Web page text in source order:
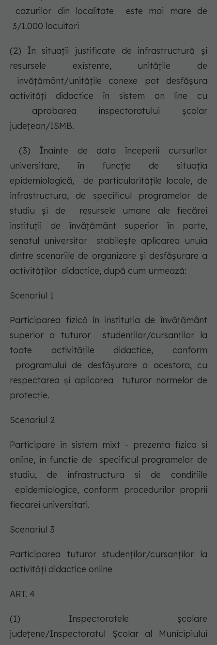
cazurilor din localitate este mai mare de
3/1.000 locuitori
(2) În situații justificate de infrastructură și
resursele existente, unitățile de
invățământ/unitățile conexe pot desfășura
activități didactice în sistem on line cu
aprobarea inspectoratului școlar
județean/ISMB.
(3) Înainte de data începerii cursurilor
universitare, în funcţie de situaţia
epidemiologică, de particularităţile locale, de
infrastructura, de specificul programelor de
studiu şi de resursele umane ale fiecărei
instituţii de învăţământ superior în parte,
senatul universitar stabileşte aplicarea unuia
dintre scenariile de organizare şi desfăşurare a
activităţilor didactice, după cum urmează:
Scenariul 1
Participarea fizică în instituţia de învăţământ
superior a tuturor studenţilor/cursanţilor la
toate activităţile didactice, conform
programului de desfăşurare a acestora, cu
respectarea şi aplicarea tuturor normelor de
protecţie.
Scenariul 2
Participare in sistem mixt - prezenta fizica si
online, in functie de specificul programelor de
studiu, de infrastructura si de conditiile
epidemiologice, conform procedurilor proprii
fiecarei universitati.
Scenariul 3
Participarea tuturor studenţilor/cursanţilor la
activităţi didactice online
ART. 4
(1) Inspectoratele şcolare
judeţene/Inspectoratul Școlar al Municipiului